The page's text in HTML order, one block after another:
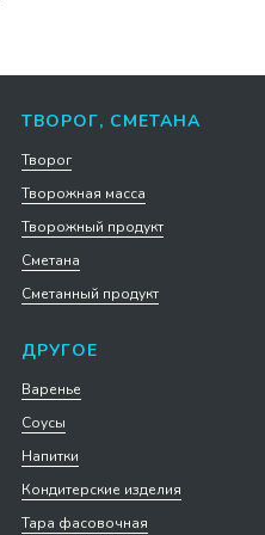
ТВОРОГ, СМЕТАНА
Творог
Творожная масса
Творожный продукт
Сметана
Сметанный продукт
ДРУГОЕ
Варенье
Соусы
Напитки
Кондитерские изделия
Тара фасовочная